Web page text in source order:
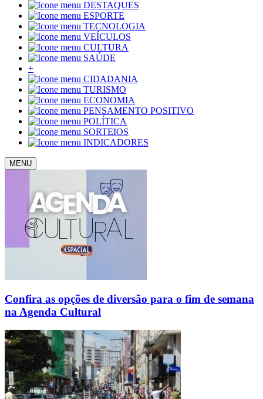
DESTAQUES
ESPORTE
TECNOLOGIA
VEÍCULOS
CULTURA
SAÚDE
+
CIDADANIA
TURISMO
ECONOMIA
PENSAMENTO POSITIVO
POLÍTICA
SORTEIOS
INDICADORES
MENU
Confira as opções de diversão para o fim de semana
na Agenda Cultural